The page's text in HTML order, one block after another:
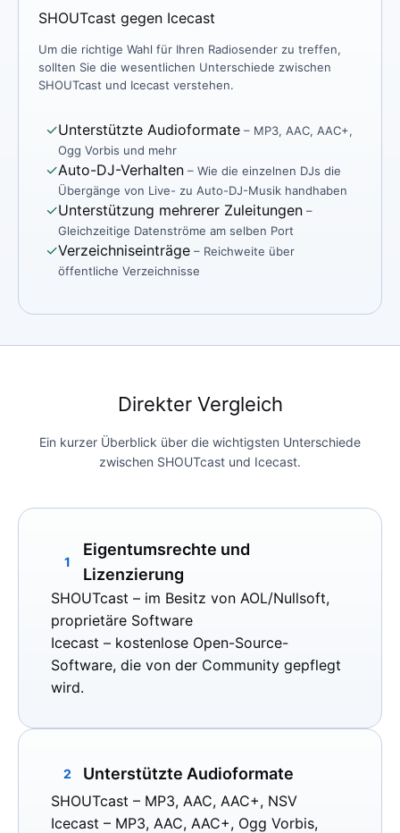
SHOUTcast gegen Icecast
Um die richtige Wahl für Ihren Radiosender zu treffen,
sollten Sie die wesentlichen Unterschiede zwischen
SHOUTcast und Icecast verstehen.
✓Unterstützte Audioformate – MP3, AAC, AAC+,
Ogg Vorbis und mehr
✓Auto-DJ-Verhalten – Wie die einzelnen DJs die
Übergänge von Live- zu Auto-DJ-Musik handhaben
✓Unterstützung mehrerer Zuleitungen –
Gleichzeitige Datenströme am selben Port
✓Verzeichniseinträge – Reichweite über
öffentliche Verzeichnisse
Direkter Vergleich
Ein kurzer Überblick über die wichtigsten Unterschiede
zwischen SHOUTcast und Icecast.
1
Eigentumsrechte und
Lizenzierung
SHOUTcast – im Besitz von AOL/Nullsoft,
proprietäre Software
Icecast – kostenlose Open-Source-
Software, die von der Community gepflegt
wird.
2 Unterstützte Audioformate
SHOUTcast – MP3, AAC, AAC+, NSV
Icecast – MP3, AAC, AAC+, Ogg Vorbis,